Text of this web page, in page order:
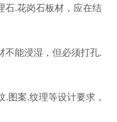
石.花岗石板材，应在结
不能浸湿，但必须打孔.
图案.纹理等设计要求，